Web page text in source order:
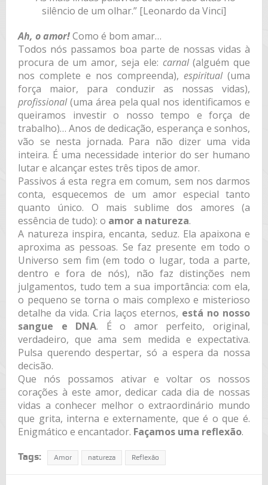
silêncio de um olhar.” [Leonardo da Vinci]
Ah, o amor!Como é bom amar…
Todos nós passamos boa parte de nossas vidas à
procura de um amor, seja ele: carnal(alguém que
nos complete e nos compreenda), espiritual(uma
força maior, para conduzir as nossas vidas),
profissional(uma área pela qual nos identificamos e
queiramos investir o nosso tempo e força de
trabalho)… Anos de dedicação, esperança e sonhos,
vão se nesta jornada. Para não dizer uma vida
inteira. É uma necessidade interior do ser humano
lutar e alcançar estes três tipos de amor.
Passivos á esta regra em comum, sem nos darmos
conta, esquecemos de um amor especial tanto
quanto único. O mais sublime dos amores (a
essência de tudo): o amor a natureza.
A natureza inspira, encanta, seduz. Ela apaixona e
aproxima as pessoas. Se faz presente em todo o
Universo sem fim (em todo o lugar, toda a parte,
dentro e fora de nós), não faz distinções nem
julgamentos, tudo tem a sua importância: com ela,
o pequeno se torna o mais complexo e misterioso
detalhe da vida. Cria laços eternos, está no nosso
sangue e DNA. É o amor perfeito, original,
verdadeiro, que ama sem medida e expectativa.
Pulsa querendo despertar, só a espera da nossa
decisão.
Que nós possamos ativar e voltar os nossos
corações à este amor, dedicar cada dia de nossas
vidas a conhecer melhor o extraordinário mundo
que grita, interna e externamente, que é o que é.
Enigmático e encantador. Façamos uma reflexão.
Tags: Amor natureza Reflexão